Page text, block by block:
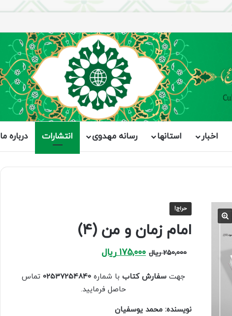
اخبار استانها رسانه مهدوی انتشارات درباره ما
حراج!
امام زمان و من (۴)
250,000 ریال Original
was:
250,000 ریال.
175,000 ریالCurrent
is:
175,000 ریال.
جهت سفارش کتاببا شماره 02537254840تماس
حاصل فرمایید.
نویسنده: محمد یوسفیان